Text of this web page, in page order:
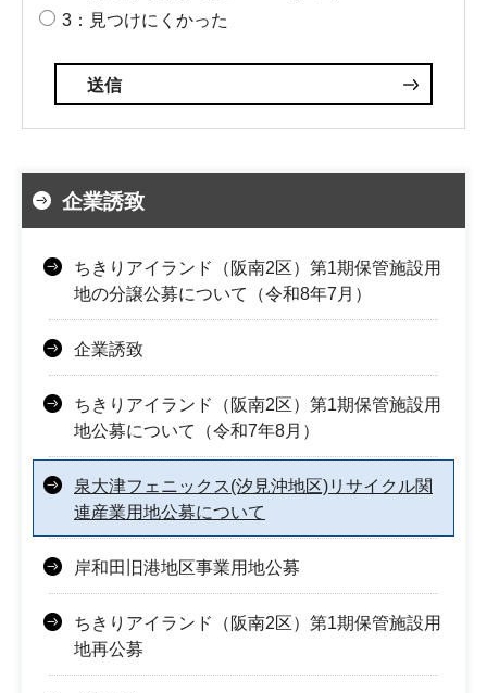
3：見つけにくかった
企業誘致
ちきりアイランド（阪南2区）第1期保管施設用
地の分譲公募について（令和8年7月）
企業誘致
ちきりアイランド（阪南2区）第1期保管施設用
地公募について（令和7年8月）
泉大津フェニックス(汐見沖地区)リサイクル関
連産業用地公募について
岸和田旧港地区事業用地公募
ちきりアイランド（阪南2区）第1期保管施設用
地再公募